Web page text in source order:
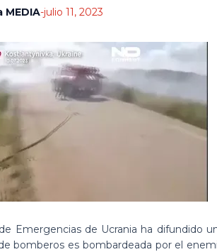
MEDIA-julio 11, 2023
Emergencias de Ucrania ha difundido
bomberos es bombardeada por el